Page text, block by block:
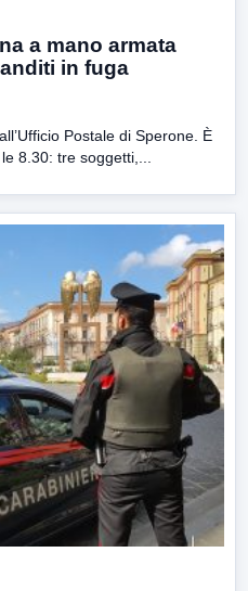
a mano armata
in fuga
Postale di Sperone. È
8.30: tre soggetti,...